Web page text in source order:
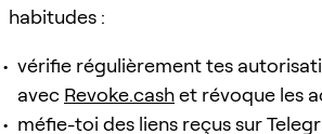
habitudes :
vérifie régulièrement tes
avec Revoke.cashet révoque les
méfie-toi des liens reçus sur